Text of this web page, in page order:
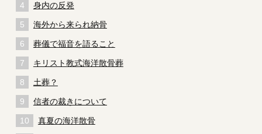
身内の反発
海外から来られ納骨
葬儀で福音を語ること
キリスト教式海洋散骨葬
土葬？
信者の裁きについて
真夏の海洋散骨